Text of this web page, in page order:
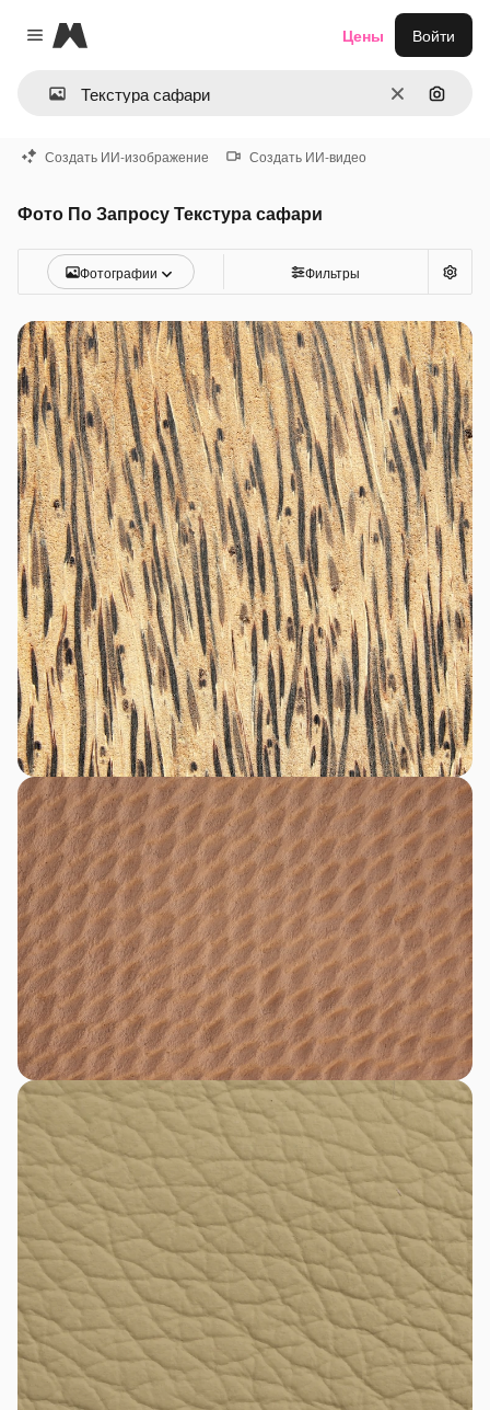
Close menu
Magnific
ОчиститьПоиск
Цены Войти
Создать ИИ-изображение Создать ИИ-видео
Фото По Запросу Текстура сафари
Фотографии Фильтры